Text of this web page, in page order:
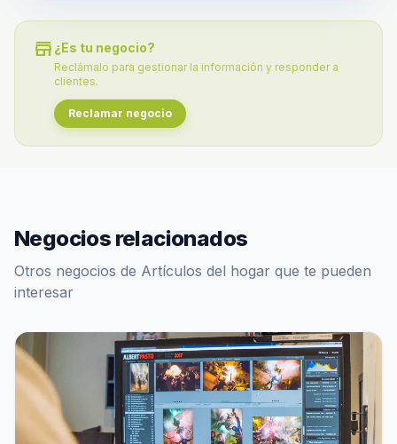
store ¿Es tu negocio?
Reclámalo para gestionar la información y responder a
clientes.
Reclamar negocio
Negocios relacionados
Otros negocios de Artículos del hogar que te pueden
interesar